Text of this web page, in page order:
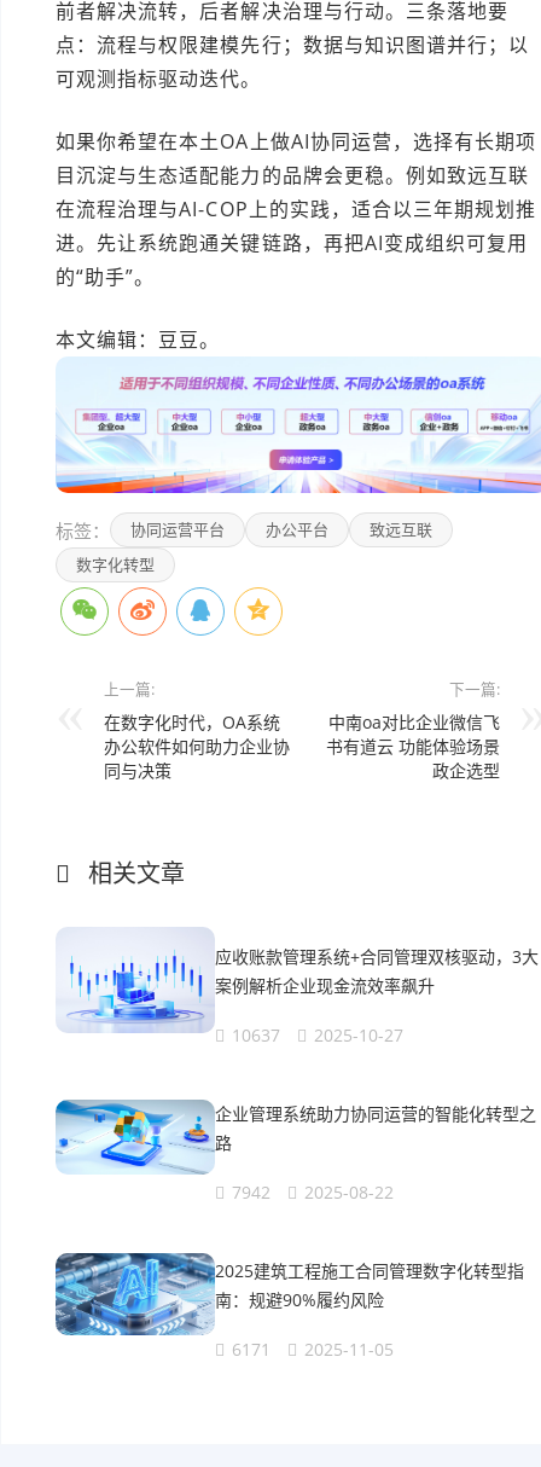
前者解决流转，后者解决治理与行动。三条落地要
点：流程与权限建模先行；数据与知识图谱并行；以
可观测指标驱动迭代。
如果你希望在本土OA上做AI协同运营，选择有长期项
目沉淀与生态适配能力的品牌会更稳。例如致远互联
在流程治理与AI-COP上的实践，适合以三年期规划推
进。先让系统跑通关键链路，再把AI变成组织可复用
的“助手”。
本文编辑：豆豆。
标签： 协同运营平台 办公平台
致远互联
数字化转型
上一篇:
在数字化时代，OA系统
办公软件如何助力企业协
同与决策
下一篇:
中南oa对比企业微信飞
书有道云 功能体验场景
政企选型
相关文章
应收账款管理系统+合同管理双核驱动，3大
案例解析企业现金流效率飙升
10637 2025-10-27
企业管理系统助力协同运营的智能化转型之
路
7942 2025-08-22
2025建筑工程施工合同管理数字化转型指
南：规避90%履约风险
6171 2025-11-05